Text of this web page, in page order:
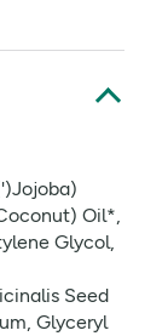
Oil*,
Glycol,
Seed
Glyceryl